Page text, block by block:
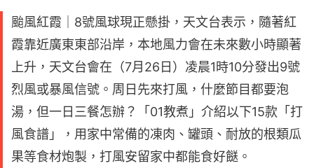
颱風紅霞｜8號風球現正懸掛，天文台表示，隨著紅
霞靠近廣東東部沿岸，本地風力會在未來數小時顯著
上升，天文台會在（7月26日）凌晨1時10分發出9號
烈風或暴風信號。周日先來打風，什麼節目都要泡
湯，但一日三餐怎辦？「01教煮」介紹以下15款「打
風食譜」，用家中常備的凍肉、罐頭、耐放的根類瓜
果等食材炮製，打風安留家中都能食好餸。